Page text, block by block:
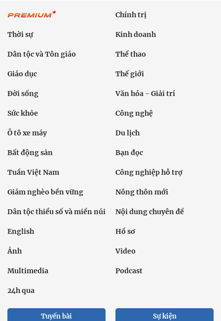
Chính trị
Thời sự Kinh doanh
Dân tộc và Tôn giáo Thể thao
Giáo dục Thế giới
Đời sống Văn hóa - Giải trí
Sức khỏe Công nghệ
Ô tô xe máy Du lịch
Bất động sản Bạn đọc
Tuần Việt Nam Công nghiệp hỗ trợ
Giảm nghèo bền vững Nông thôn mới
Dân tộc thiểu số và miền núi Nội dung chuyên đề
English Hồ sơ
Ảnh Video
Multimedia Podcast
24h qua
Tuyến bài Sự kiện